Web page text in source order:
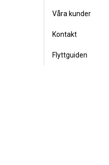
Våra kunder
Kontakt
Flyttguiden